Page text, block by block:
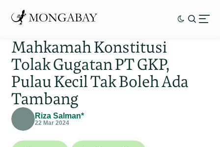
Mahkamah Konstitusi
Tolak Gugatan PT GKP,
Pulau Kecil Tak Boleh Ada
Tambang
Riza Salman*
22 Mar 2024